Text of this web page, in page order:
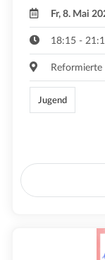
Fr, 8. Mai
18:15 -
Reformierte
Jugend